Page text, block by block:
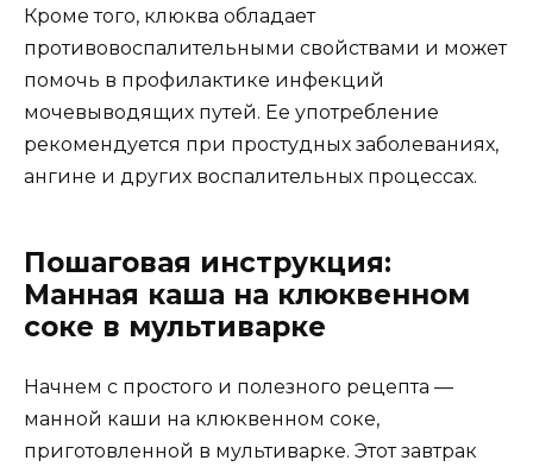
Кроме того, клюква обладает
противовоспалительными свойствами и может
помочь в профилактике инфекций
мочевыводящих путей. Ее употребление
рекомендуется при простудных заболеваниях,
ангине и других воспалительных процессах.
Пошаговая инструкция:
Манная каша на клюквенном
соке в мультиварке
Начнем с простого и полезного рецепта —
манной каши на клюквенном соке,
приготовленной в мультиварке. Этот завтрак